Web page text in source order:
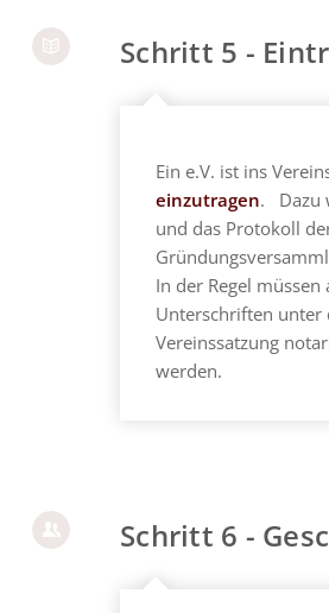
Schritt 5 -
Ein e.V. ist ins
einzutragen. Dazu
und das Protokoll
In der Regel
Unterschriften unter
Vereinssatzung
werden.
Schritt 6 -